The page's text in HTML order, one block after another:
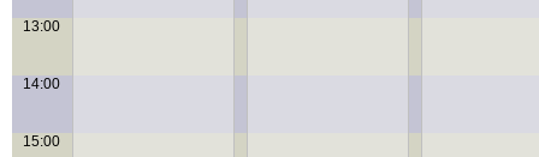
13:00
14:00
15:00